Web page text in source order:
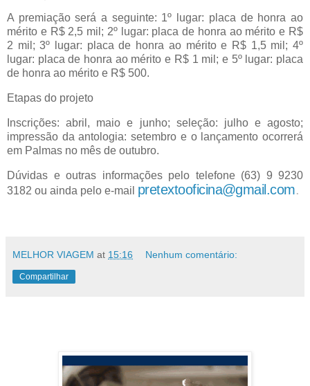
A premiação será a seguinte: 1º lugar: placa de honra ao
mérito e R$ 2,5 mil; 2º lugar: placa de honra ao mérito e R$
2 mil; 3º lugar: placa de honra ao mérito e R$ 1,5 mil; 4º
lugar: placa de honra ao mérito e R$ 1 mil; e 5º lugar: placa
de honra ao mérito e R$ 500.
Etapas do projeto
Inscrições: abril, maio e junho; seleção: julho e agosto;
impressão da antologia: setembro e o lançamento ocorrerá
em Palmas no mês de outubro.
Dúvidas e outras informações pelo telefone (63) 9 9230
3182 ou ainda pelo e-mail pretextooficina@gmail.com.
MELHOR VIAGEM at 15:16 Nenhum comentário:
Compartilhar